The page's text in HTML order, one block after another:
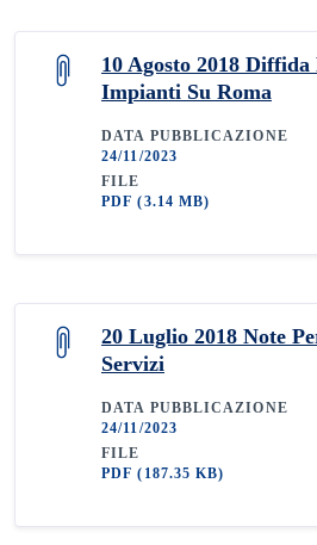
10 Agosto 2018 Diffida
Impianti Su Roma
DATA PUBBLICAZIONE
24/11/2023
FILE
PDF(3.14 MB)
20 Luglio 2018 Note
Servizi
DATA PUBBLICAZIONE
24/11/2023
FILE
PDF(187.35 KB)